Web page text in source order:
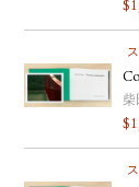
$
柴
$